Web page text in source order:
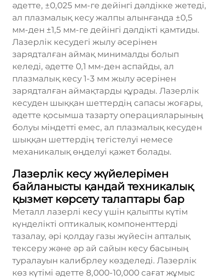
әдетте, ±0,025 мм-ге дейінгі дәлдікке жетеді,
ал плазмалық кесу жалпы алынғанда ±0,5
мм-ден ±1,5 мм-ге дейінгі дәлдікті қамтиды.
Лазерлік кесудегі жылу әсерінен
зарядталған аймақ минималды болып
келеді, әдетте 0,1 мм-ден аспайды, ал
плазмалық кесу 1-3 мм жылу әсерінен
зарядталған аймақтарды құрады. Лазерлік
кесуден шыққан шеттердің сапасы жоғары,
әдетте қосымша тазарту операцияларының
болуы міндетті емес, ал плазмалық кесуден
шыққан шеттердің тегістелуі немесе
механикалық өңделуі қажет болады.
Лазерлік кесу жүйелерімен
байланысты қандай техникалық
қызмет көрсету талаптары бар
Металл лазерлі кесу үшін қалыпты күтім
күнделікті оптикалық компоненттерді
тазалау, әрі қолдау газы жүйесін апталық
тексеру және әр ай сайын кесу басының
туралауын калибрлеу көзделеді. Лазерлік
көз күтімі әдетте 8,000-10,000 сағат жұмыс